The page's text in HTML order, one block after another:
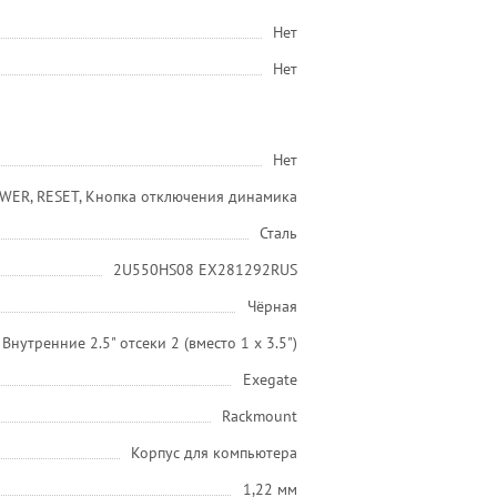
Нет
Нет
Нет
RESET, Кнопка отключения динамика
Сталь
2U550HS08 EX281292RUS
Чёрная
Внутренние 2.5" отсеки 2 (вместо 1 x 3.5")
Exegate
Rackmount
Корпус для компьютера
1,22 мм